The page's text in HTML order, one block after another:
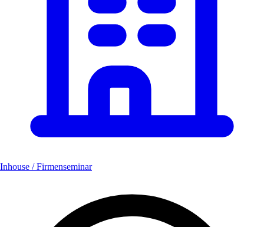
Inhouse / Firmenseminar